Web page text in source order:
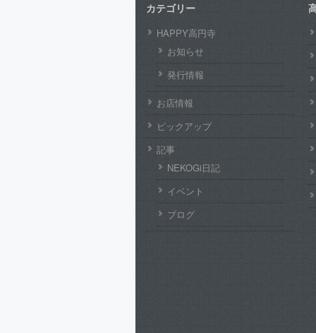
カテゴリー
HAPPY高円寺
お知らせ
発行情報
お店情報
ピックアップ
記事
NEKOGi日記
イベント
ブログ